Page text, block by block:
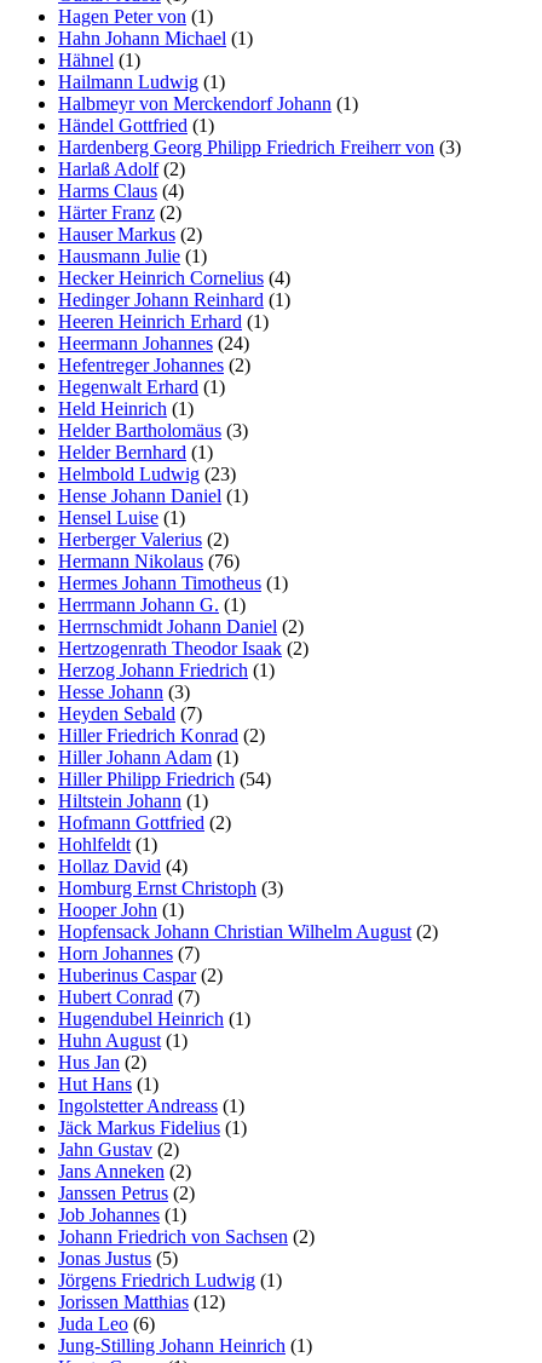
Hagen Peter von (1)
Hahn Johann Michael (1)
Hähnel (1)
Hailmann Ludwig (1)
Halbmeyr von Merckendorf Johann (1)
Händel Gottfried (1)
Hardenberg Georg Philipp Friedrich Freiherr von (3)
Harlaß Adolf(2)
Harms Claus (4)
Härter Franz (2)
Hauser Markus (2)
Hausmann Julie (1)
Hecker Heinrich Cornelius (4)
Hedinger Johann Reinhard (1)
Heeren Heinrich Erhard (1)
Heermann Johannes (24)
Hefentreger Johannes (2)
Hegenwalt Erhard (1)
Held Heinrich (1)
Helder Bartholomäus (3)
Helder Bernhard (1)
Helmbold Ludwig (23)
Hense Johann Daniel (1)
Hensel Luise (1)
Herberger Valerius (2)
Hermann Nikolaus (76)
Hermes Johann Timotheus (1)
Herrmann Johann G. (1)
Herrnschmidt Johann Daniel (2)
Hertzogenrath Theodor Isaak (2)
Herzog Johann Friedrich (1)
Hesse Johann (3)
Heyden Sebald (7)
Hiller Friedrich Konrad (2)
Hiller Johann Adam (1)
Hiller Philipp Friedrich (54)
Hiltstein Johann (1)
Hofmann Gottfried (2)
Hohlfeldt (1)
Hollaz David (4)
Homburg Ernst Christoph (3)
Hooper John (1)
Hopfensack Johann Christian Wilhelm August (2)
Horn Johannes (7)
Huberinus Caspar(2)
Hubert Conrad (7)
Hugendubel Heinrich (1)
Huhn August (1)
Hus Jan (2)
Hut Hans (1)
Ingolstetter Andreass (1)
Jäck Markus Fidelius (1)
Jahn Gustav (2)
Jans Anneken (2)
Janssen Petrus (2)
Job Johannes (1)
Johann Friedrich von Sachsen (2)
Jonas Justus (5)
Jörgens Friedrich Ludwig (1)
Jorissen Matthias (12)
Juda Leo (6)
Jung-Stilling Johann Heinrich (1)